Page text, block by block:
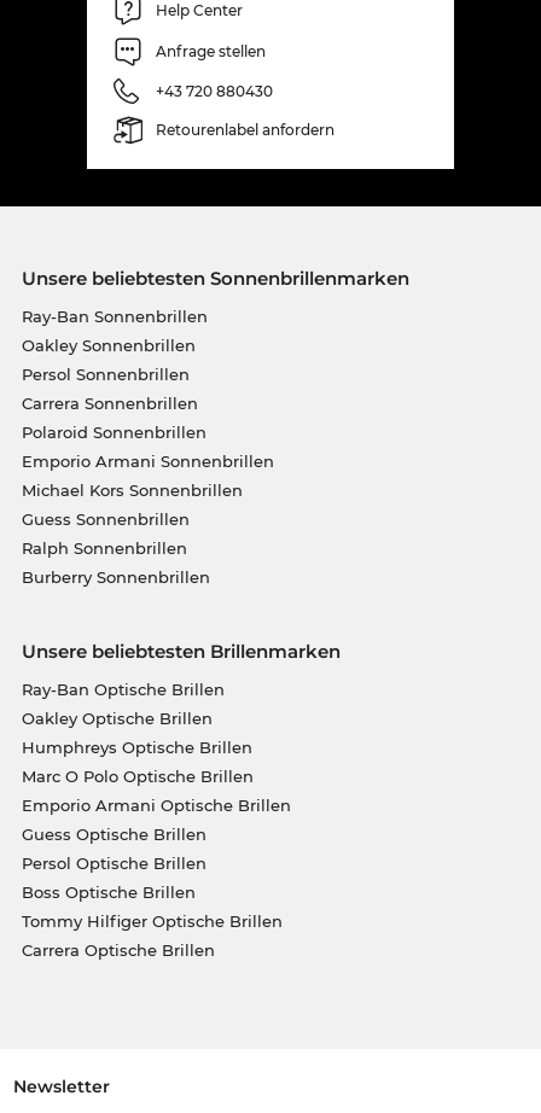
Help Center
Anfrage stellen
+43 720 880430
Retourenlabel anfordern
Unsere beliebtesten Sonnenbrillenmarken
Ray-Ban Sonnenbrillen
Oakley Sonnenbrillen
Persol Sonnenbrillen
Carrera Sonnenbrillen
Polaroid Sonnenbrillen
Emporio Armani Sonnenbrillen
Michael Kors Sonnenbrillen
Guess Sonnenbrillen
Ralph Sonnenbrillen
Burberry Sonnenbrillen
Unsere beliebtesten Brillenmarken
Ray-Ban Optische Brillen
Oakley Optische Brillen
Humphreys Optische Brillen
Marc O Polo Optische Brillen
Emporio Armani Optische Brillen
Guess Optische Brillen
Persol Optische Brillen
Boss Optische Brillen
Tommy Hilfiger Optische Brillen
Carrera Optische Brillen
Newsletter